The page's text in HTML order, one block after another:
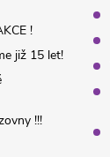
!
již 15 let!
!!!